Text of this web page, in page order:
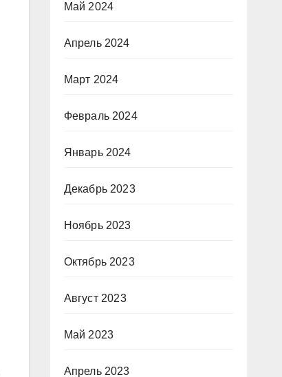
Май 2024
Апрель 2024
Март 2024
Февраль 2024
Январь 2024
Декабрь 2023
Ноябрь 2023
Октябрь 2023
Август 2023
Май 2023
Апрель 2023